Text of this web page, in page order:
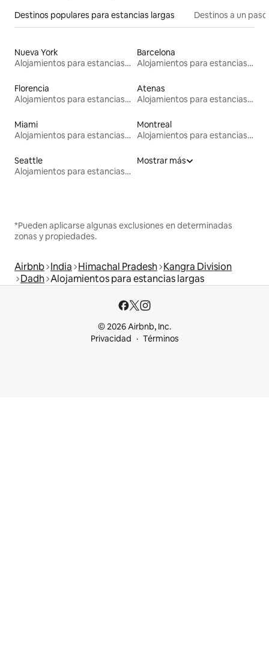
Destinos populares para estancias largas Destinos a un
Nueva York
Alojamientos para estancias largas
Barcelona
Alojamientos para estancias largas
Florencia
Alojamientos para estancias largas
Atenas
Alojamientos para estancias largas
Miami
Alojamientos para estancias largas
Montreal
Alojamientos para estancias largas
Seattle
Alojamientos para estancias largas
Mostrar más
*Pueden aplicarse algunas exclusiones en determinadas
zonas y propiedades.
Airbnb India Himachal Pradesh Kangra Division
Dadh Alojamientos para estancias largas
© 2026 Airbnb, Inc.
Privacidad
Términos